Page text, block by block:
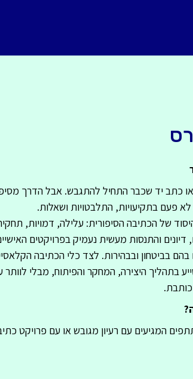
או כתב יד שכבר התחיל להתגבש. אבל הדרך
פעם בתקיעויות, התלבטויות ושאלות.
של הכתיבה הסיפורית: עלילה, דמויות,
דיונים והתנסות מעשית נעמיק בפרויקטים
בביטחון ובבהירות. לצד כלי הכתיבה
בתהליך היצירה, המחקר והפיתוח, מבלי לוותר
המגיעים עם רעיון מגובש או עם פרויקט